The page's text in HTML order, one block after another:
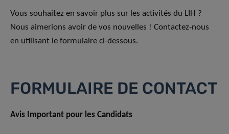
Vous souhaitez en savoir plus sur les activités du LIH ?
Nous aimerions avoir de vos nouvelles ! Contactez-nous
en utilisant le formulaire ci-dessous.
FORMULAIRE DE CONTACT
Avis Important pour les Candidats